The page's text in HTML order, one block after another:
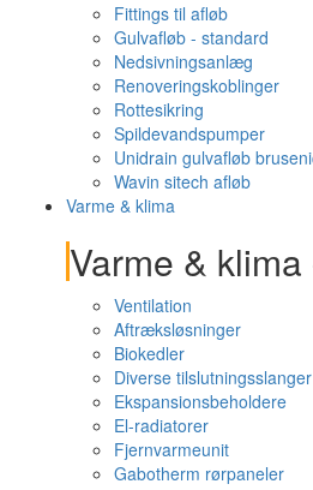
Fittings til afløb
Gulvafløb - standard
Nedsivningsanlæg
Renoveringskoblinger
Rottesikring
Spildevandspumper
Unidrain gulvafløb
Wavin sitech afløb
Varme & klima
Varme &
Ventilation
Aftræksløsninger
Biokedler
Diverse tilslutningsslanger
Ekspansionsbeholdere
El-radiatorer
Fjernvarmeunit
Gabotherm rørpaneler